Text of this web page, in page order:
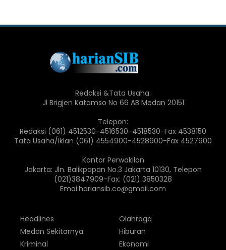
Redaksi &Tata Usaha:
Jl Brigjen Katamso No 66 AB Medan 20151
Telepon:
Redaksi (061) 4512530-4516530-4518530-Fax 4538150
Tata Usaha/Iklan (061) 4554900-4528900-Fax 4527900
Kantor Perwakilan
Jakarta: Jln. Balikpapan No.3 Jakarta 10130, Telepon
(021)3847909-Fax: (021) 3850328
Emai:hariansib.co@gmail.com
Headlines
Medan Sekitarnya
Kriminal
Olahraga
Hiburan
Ekonomi